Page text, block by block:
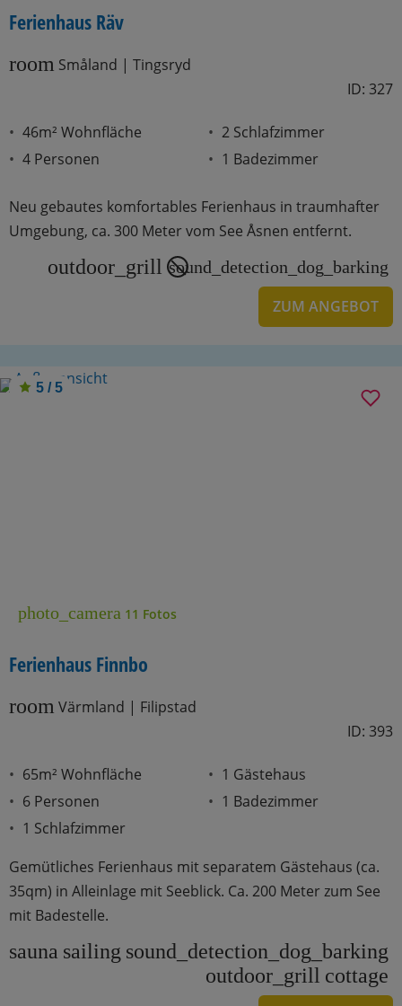
Ferienhaus Räv
room Småland | Tingsryd
ID: 327
46m² Wohnfläche
4 Personen
2 Schlafzimmer
1 Badezimmer
Neu gebautes komfortables Ferienhaus in traumhafter
Umgebung, ca. 300 Meter vom See Åsnen entfernt.
outdoor_grill sound_detection_dog_barking
ZUM ANGEBOT
5 / 5
photo_camera 11 Fotos
Ferienhaus Finnbo
room Värmland | Filipstad
ID: 393
65m² Wohnfläche
6 Personen
1 Schlafzimmer
1 Gästehaus
1 Badezimmer
Gemütliches Ferienhaus mit separatem Gästehaus (ca.
35qm) in Alleinlage mit Seeblick. Ca. 200 Meter zum See
mit Badestelle.
sauna sailing sound_detection_dog_barking
outdoor_grill cottage